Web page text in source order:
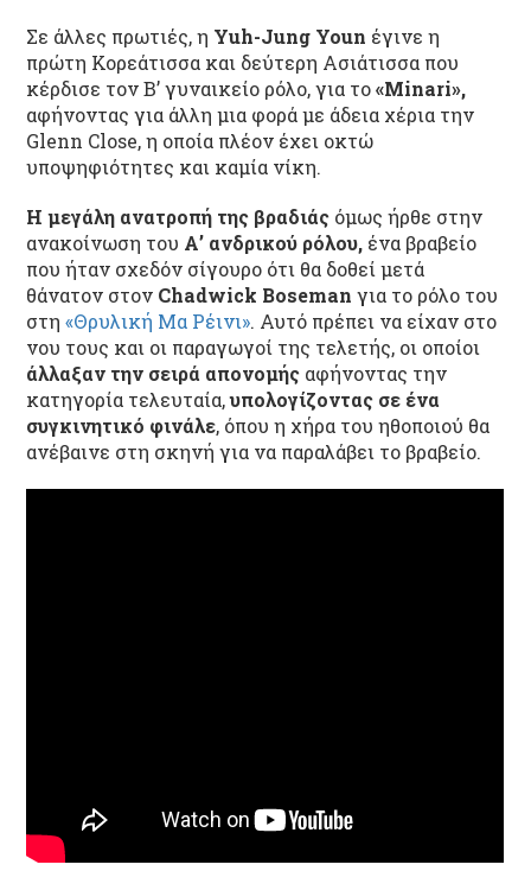
Σε άλλες πρωτιές, η Yuh-Jung Youn έγινε η
πρώτη Κορεάτισσα και δεύτερη Ασιάτισσα που
κέρδισε τον Β’ γυναικείο ρόλο, για το«Minari»,
αφήνοντας για άλλη μια φορά με άδεια χέρια την
Glenn Close, η οποία πλέον έχει οκτώ
υποψηφιότητες και καμία νίκη.
Η μεγάλη ανατροπή της βραδιάς όμως ήρθε στην
ανακοίνωση του Α’ ανδρικού ρόλου, ένα βραβείο
που ήταν σχεδόν σίγουρο ότι θα δοθεί μετά
θάνατον στον Chadwick Boseman για το ρόλο του
στη «Θρυλική Μα Ρέινι». Αυτό πρέπει να είχαν στο
νου τους και οι παραγωγοί της τελετής, οι οποίοι
άλλαξαν την σειρά απονομής αφήνοντας την
κατηγορία τελευταία,υπολογίζοντας σε ένα
συγκινητικό φινάλε, όπου η χήρα του ηθοποιού θα
ανέβαινε στη σκηνή για να παραλάβει το βραβείο.